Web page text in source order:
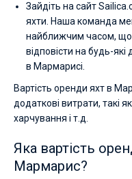
Зайдіть на сайт
яхти. Наша команда
найближчим часом,
відповісти на будь-
в Мармарисі.
Вартість оренди яхт в
додаткові витрати, такі
харчування і т.д.
Яка вартість
Мармарис?